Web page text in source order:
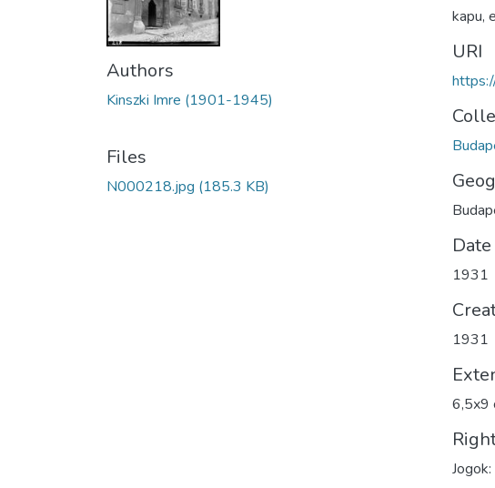
Authors
Kinszki Imre (1901-1945)
Files
N000218.jpg (185.3 KB)
kapu,
URI
Date
1931
1931
6,5x9